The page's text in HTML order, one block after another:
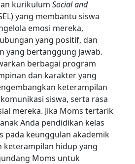
kurikulum Social and
yang membantu siswa
emosi mereka,
yang positif, dan
yang bertanggung jawab.
berbagai program
dan karakter yang
keterampilan
siswa, serta rasa
mereka. Jika Moms tertarik
Anda pendidikan kelas
pada keunggulan akademik
keterampilan hidup yang
Moms untuk